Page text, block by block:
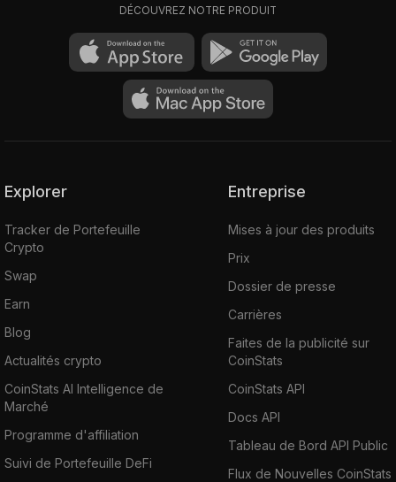
DÉCOUVREZ NOTRE PRODUIT
Explorer
Tracker de Portefeuille
Crypto
Swap
Earn
Blog
Actualités crypto
CoinStats AI Intelligence de
Marché
Programme d'affiliation
Suivi de Portefeuille DeFi
Entreprise
Mises à jour des produits
Prix
Dossier de presse
Carrières
Faites de la publicité sur
CoinStats
CoinStats API
Docs API
Tableau de Bord API Public
Flux de Nouvelles CoinStats